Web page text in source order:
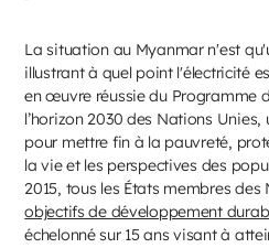
La situation au Myanmar n'est
illustrant à quel point l'électricité
en œuvre réussie du Programme
l’horizon 2030 des Nations
pour mettre fin à la pauvreté,
la vie et les perspectives des
2015, tous les États membres
objectifs de développement
échelonné sur 15 ans visant à